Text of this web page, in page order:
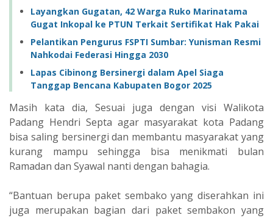
Layangkan Gugatan, 42 Warga Ruko Marinatama
Gugat Inkopal ke PTUN Terkait Sertifikat Hak Pakai
Pelantikan Pengurus FSPTI Sumbar: Yunisman Resmi
Nahkodai Federasi Hingga 2030
Lapas Cibinong Bersinergi dalam Apel Siaga
Tanggap Bencana Kabupaten Bogor 2025
Masih kata dia, Sesuai juga dengan visi Walikota
Padang Hendri Septa agar masyarakat kota Padang
bisa saling bersinergi dan membantu masyarakat yang
kurang mampu sehingga bisa menikmati bulan
Ramadan dan Syawal nanti dengan bahagia.
“Bantuan berupa paket sembako yang diserahkan ini
juga merupakan bagian dari paket sembakon yang